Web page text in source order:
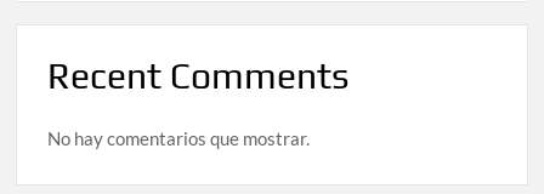
Recent Comments
No hay comentarios que mostrar.